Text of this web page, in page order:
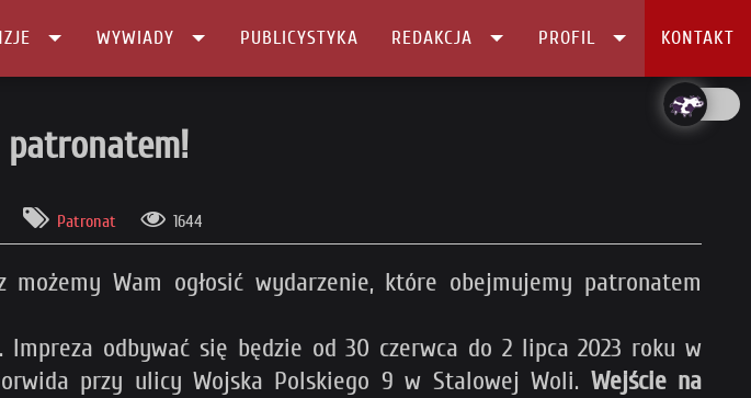
WYWIADY PUBLICYSTYKA REDAKCJA PROFIL KONTAKT
patronatem!
Patronat 1644
Wam ogłosić wydarzenie, które obejmujemy patronatem
odbywać się będzie od 30 czerwca do 2 lipca 2023 roku w
przy ulicy Wojska Polskiego 9 w Stalowej Woli. Wejście na